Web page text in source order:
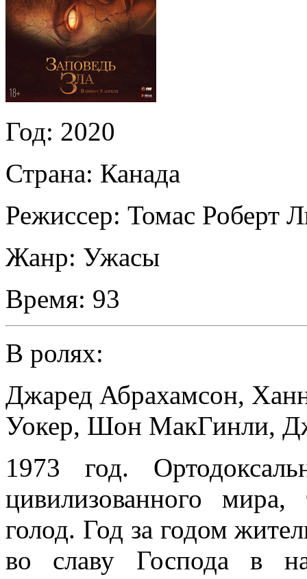
Год: 2020
Страна: Канада
Режиссер: Томас Роберт
Жанр: Ужасы
Время: 93
В ролях:
Джаред Абрахамсон,
Уокер, Шон МакГинли,
1973 год.
цивилизованного
голод. Год за годом
во славу Господа в